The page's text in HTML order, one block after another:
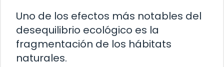
Uno de los efectos más notables del
desequilibrio ecológico es la
fragmentación de los hábitats
naturales.